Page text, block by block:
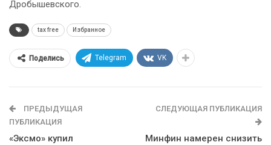
Дробышевского.
tax free Избранное
Поделись Telegram VK
ПРЕДЫДУЩАЯ
ПУБЛИКАЦИЯ
«Эксмо» купил
СЛЕДУЮЩАЯ ПУБЛИКАЦИЯ
Минфин намерен снизить